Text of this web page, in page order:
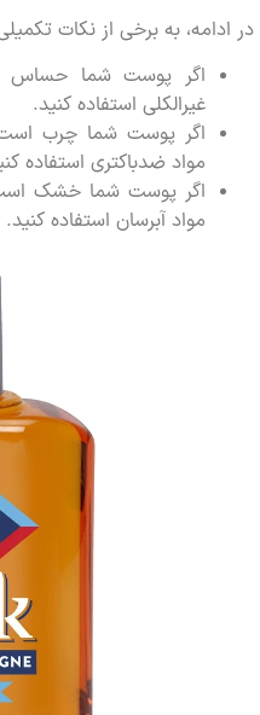
به برخی از نکات تکمیلی در
اگر پوست شما حساس است،
غیرالکلی استفاده کنید.
اگر پوست شما چرب است،
مواد ضدباکتری استفاده کنید.
اگر پوست شما خشک است،
مواد آبرسان استفاده کنید.